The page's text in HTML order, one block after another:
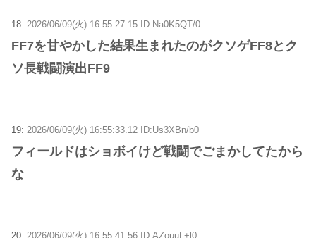
18: 2026/06/09(火) 16:55:27.15 ID:Na0K5QT/0
FF7を甘やかした結果生まれたのがクソゲFF8とク
ソ長戦闘演出FF9
19: 2026/06/09(火) 16:55:33.12 ID:Us3XBn/b0
フィールドはショボイけど戦闘でごまかしてたから
な
20: 2026/06/09(火) 16:55:41.56 ID:AZouuL+l0